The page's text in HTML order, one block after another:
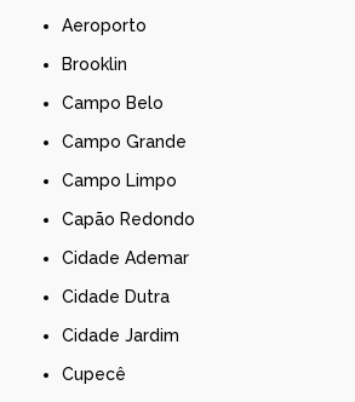
Aeroporto
Brooklin
Campo Belo
Campo Grande
Campo Limpo
Capão Redondo
Cidade Ademar
Cidade Dutra
Cidade Jardim
Cupecê